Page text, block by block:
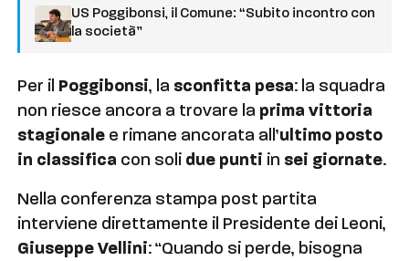
US Poggibonsi, il Comune: “Subito incontro con
la società”
Per il Poggibonsi, la sconfitta pesa: la squadra
non riesce ancora a trovare la prima vittoria
stagionale e rimane ancorata all’ultimo posto
in classifica con soli due punti in sei giornate.
Nella conferenza stampa post partita
interviene direttamente il Presidente dei Leoni,
Giuseppe Vellini: “Quando si perde, bisogna